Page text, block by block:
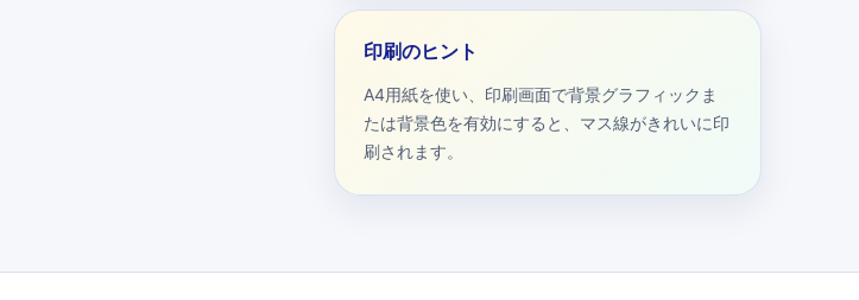
印刷のヒント
A4用紙を使い、印刷画面で背景グラフィックま
たは背景色を有効にすると、マス線がきれいに印
刷されます。